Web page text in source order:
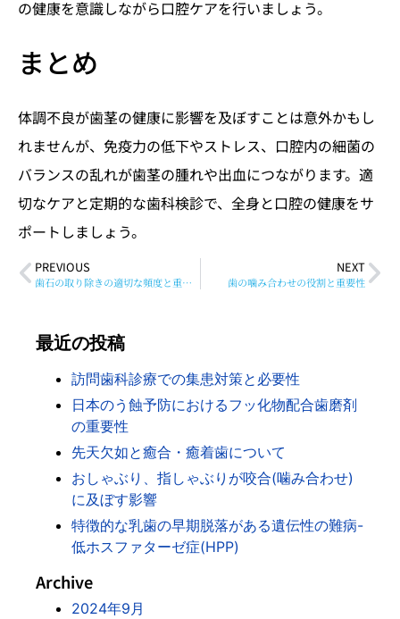
の健康を意識しながら口腔ケアを行いましょう。
まとめ
体調不良が歯茎の健康に影響を及ぼすことは意外かもし
れませんが、免疫力の低下やストレス、口腔内の細菌の
バランスの乱れが歯茎の腫れや出血につながります。適
切なケアと定期的な歯科検診で、全身と口腔の健康をサ
ポートしましょう。
PREVIOUS
歯石の取り除きの適切な頻度と重要性
NEXT
歯の噛み合わせの役割と重要性
最近の投稿
訪問歯科診療での集患対策と必要性
日本のう蝕予防におけるフッ化物配合歯磨剤
の重要性
先天欠如と癒合・癒着歯について
おしゃぶり、指しゃぶりが咬合(噛み合わせ)
に及ぼす影響
特徴的な乳歯の早期脱落がある遺伝性の難病-
低ホスファターゼ症(HPP)
Archive
2024年9月